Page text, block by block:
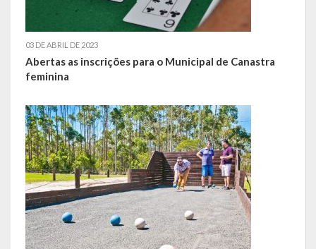
A história da Comunidade Católica São Paulo de Lagoa dos Três
Brasil de Lagoa dos Três Cantos
de paixão e muitas conquistas
A História da Praça da Lagoa
A História da Igreja Adventista do Sétimo Dia
A História da Comunidade Católica Nossa Senhora da Assunção
de Linha Glória
03 DE ABRIL DE 2023
Abertas as inscrições para o Municipal de Canastra
feminina